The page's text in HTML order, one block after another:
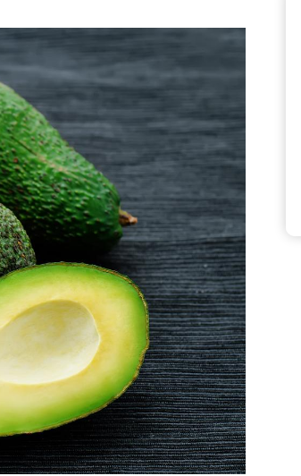
?
du
Pourquoi manger moins
de protéines pourrait
finalement être bénéfique
Grossesse et chaleur : ce
que dit la science
Le smartphone nuit-il à
l'apprentissage de la
lecture ?